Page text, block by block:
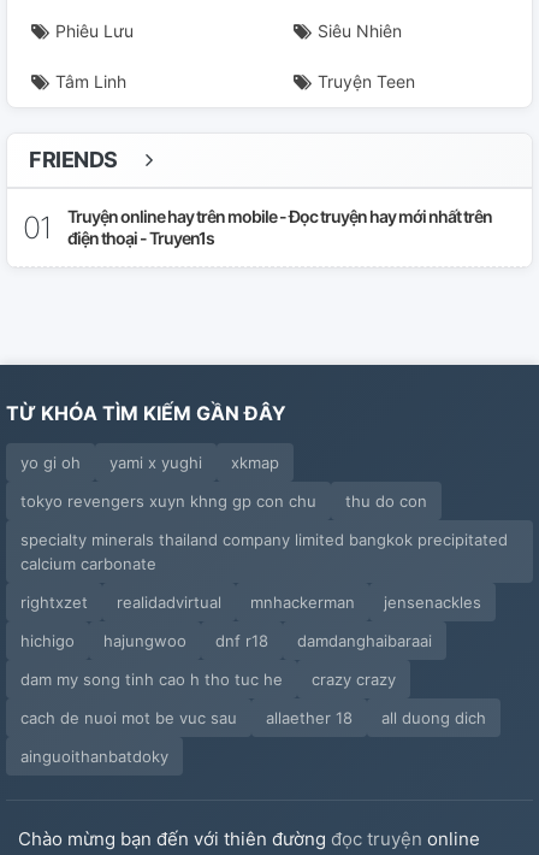
Phiêu Lưu Siêu Nhiên
Tâm Linh Truyện Teen
FRIENDS
Truyện online hay trên mobile - Đọc truyện hay mới nhất trên
điện thoại - Truyen1s
TỪ KHÓA TÌM KIẾM GẦN ĐÂY
yo gi oh yami x yughi
xkmap
tokyo revengers xuyn khng gp con chu
thu do con
specialty minerals thailand company limited bangkok precipitated
calcium carbonate
rightxzet
realidadvirtual mnhackerman
jensenackles
hichigo
hajungwoo dnf r18
damdanghaibaraai
dam my song tinh cao h tho tuc he
crazy crazy
cach de nuoi mot be vuc sau
allaether 18
all duong dich
ainguoithanbatdoky
Chào mừng bạn đến với thiên đường đọc truyện online